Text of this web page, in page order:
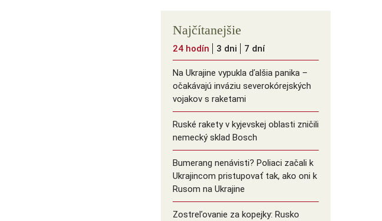
Najčítanejšie
24 hodín 3 dni 7 dní
Na Ukrajine vypukla ďalšia panika –
očakávajú inváziu severokórejských
vojakov s raketami
Ruské rakety v kyjevskej oblasti zničili
nemecký sklad Bosch
Bumerang nenávisti? Poliaci začali k
Ukrajincom pristupovať tak, ako oni k
Rusom na Ukrajine
Zostreľovanie za kopejky: Rusko